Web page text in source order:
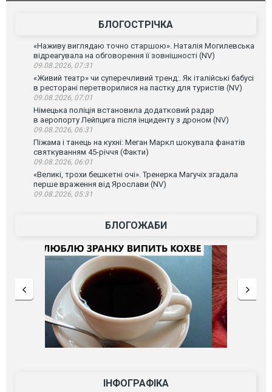
БЛОГОСТРІЧКА
«Наживу виглядаю точно старшою». Наталія Могилевська
відреагувала на обговорення її зовнішності (NV)
09.08.2026, 07:31
«Живий театр» чи суперечливий тренд:. Як італійські бабусі
в ресторані перетворилися на пастку для туристів (NV)
09.08.2026, 07:01
Німецька поліція встановила додатковий радар
в аеропорту Лейпцига після інциденту з дроном (NV)
09.08.2026, 06:31
Піжама і танець на кухні: Меган Маркл шокувала фанатів
святкуванням 45-річчя (Факти)
09.08.2026, 06:01
«Великі, трохи бешкетні очі». Тренерка Магучіх згадала
перше враження від Ярослави (NV)
09.08.2026, 05:31
БЛОГОЖАБИ
ІНФОГРАФІКА